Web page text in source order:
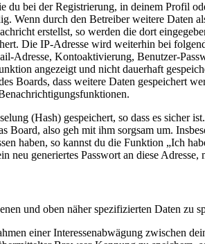
du bei der Registrierung, in deinem Profil
Wenn durch den Betreiber weitere Daten
erstellst, so werden die dort
Die IP-Adresse wird weiterhin bei
Adresse, Kontoaktivierung, Benutzer-
angezeigt und nicht dauerhaft
Boards, dass weitere Daten gespeichert
(Hash) gespeichert, so dass es sicher
Board, also geh mit ihm sorgsam um.
haben, so kannst du die Funktion „Ich
neu generiertes Passwort an diese
und oben näher spezifizierten Daten zu
einer Interessenabwägung zwischen